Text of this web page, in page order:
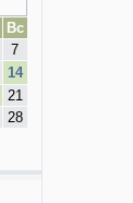
Вс
7
14
21
28